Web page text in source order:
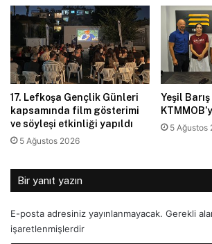
17. Lefkoşa Gençlik Günleri
kapsamında film gösterimi
ve söyleşi etkinliği yapıldı
5 Ağustos 2026
Yeşil
5 Ağustos
Bir yanıt yazın
E-posta adresiniz yayınlanmayacak. Gerekli
işaretlenmişlerdir